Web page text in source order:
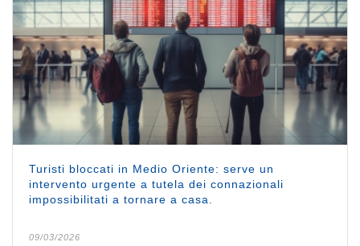
Turisti bloccati in Medio Oriente: serve un
intervento urgente a tutela dei connazionali
impossibilitati a tornare a casa.
09/03/2026